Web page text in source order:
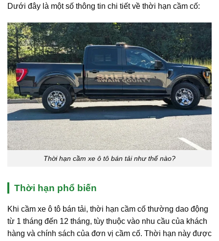
Dưới đây là một số thông tin chi tiết về thời hạn cầm cố:
Thời hạn cầm xe ô tô bán tải như thế nào?
Thời hạn phổ biến
Khi cầm xe ô tô bán tải, thời hạn cầm cố thường dao động
từ 1 tháng đến 12 tháng, tùy thuộc vào nhu cầu của khách
hàng và chính sách của đơn vị cầm cố. Thời hạn này được